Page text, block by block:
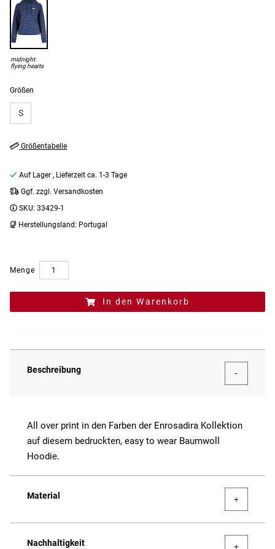
Größen
S
midnight
flying hearts
Größentabelle
Auf Lager , Lieferzeit ca. 1-3 Tage
Ggf. zzgl. Versandkosten
SKU: 33429-1
Herstellungsland: Portugal
Menge
In den Warenkorb
Beschreibung
All over print in den Farben der Enrosadira Kollektion
auf diesem bedruckten, easy to wear Baumwoll
Hoodie.
Material
Nachhaltigkeit